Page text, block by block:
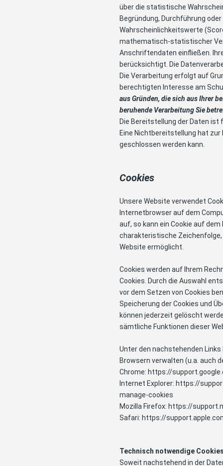
über die statistische
Begründung, Durchführung
Wahrscheinlichkeitswerte
mathematisch-statistischer
Anschriftendaten einfließen.
berücksichtigt. Die
Die Verarbeitung erfolgt auf
berechtigten Interesse am
aus Gründen, die sich aus Ihrer
beruhende Verarbeitung Sie
Die Bereitstellung der Daten
Eine Nichtbereitstellung hat zur
geschlossen werden kann.
Cookies
Unsere Website verwendet
Internetbrowser auf dem
auf, so kann ein Cookie auf
charakteristische
Website ermöglicht.
Cookies werden auf Ihrem
Cookies. Durch die Auswahl
vor dem Setzen von Cookies
Speicherung der Cookies und
können jederzeit gelöscht
sämtliche Funktionen dieser
Unter den nachstehenden
Browsern verwalten (u.a. auch
Chrome: https://
Internet Explorer: https://
manage-cookies
Mozilla Firefox: https://
Safari: https://
Technisch notwendige
Soweit nachstehend in der